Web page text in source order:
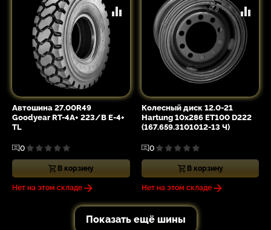
Автошина 27.00R49
Goodyear RT-4A+ 223/B E-4+
TL
0
В корзину
Нет на этом складе
Колесный диск 12.0-21
Hartung 10x286 ET100 D222
(167.659.3101012-13 Ч)
0
В корзину
Нет на этом складе
Показать ещё шины